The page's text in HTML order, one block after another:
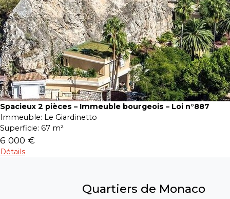
Spacieux 2 pièces – Immeuble bourgeois – Loi n°887
Immeuble: Le Giardinetto
Superficie: 67 m²
6 000 €
Détails
Quartiers de Monaco